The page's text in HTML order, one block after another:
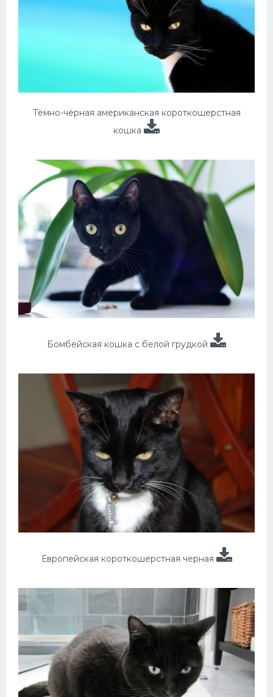
Тёмно-чёрная американская короткошерстная
кошка
Бомбейская кошка с белой грудкой
Европейская короткошерстная черная